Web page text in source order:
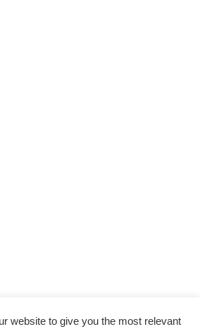
website to give you the most relevant